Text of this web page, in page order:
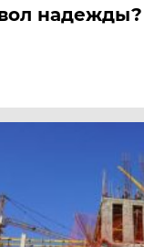
надежды?